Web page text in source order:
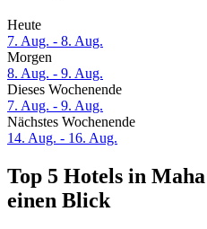
Heute
7. Aug. - 8. Aug.
Morgen
8. Aug. - 9. Aug.
Dieses Wochenende
7. Aug. - 9. Aug.
Nächstes Wochenende
14. Aug. - 16. Aug.
Top 5 Hotels in
einen Blick